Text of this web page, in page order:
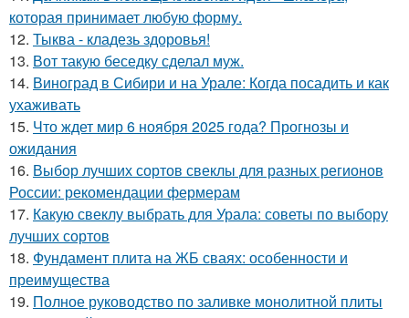
которая принимает любую форму.
12. Тыква - кладезь здоровья!
13. Вот такую беседку сделал муж.
14. Виноград в Сибири и на Урале: Когда посадить и как
ухаживать
15. Что ждет мир 6 ноября 2025 года? Прогнозы и
ожидания
16. Выбор лучших сортов свеклы для разных регионов
России: рекомендации фермерам
17. Какую свеклу выбрать для Урала: советы по выбору
лучших сортов
18. Фундамент плита на ЖБ сваях: особенности и
преимущества
19. Полное руководство по заливке монолитной плиты